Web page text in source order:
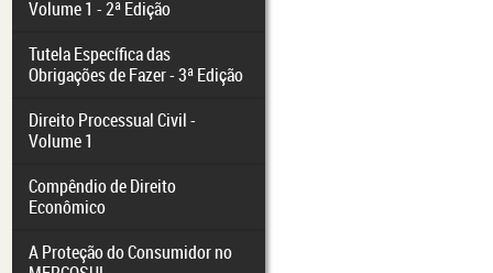
Volume 1 - 2ª Edição
Tutela Específica das
Obrigações de Fazer - 3ª Edição
Direito Processual Civil -
Volume 1
Compêndio de Direito
Econômico
A Proteção do Consumidor no